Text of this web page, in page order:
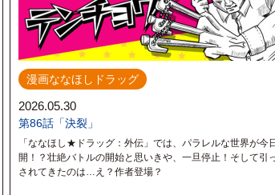
漫画ななほしドラッグ
2026.05.30
第86話「決裂」
「ななほし★ドラッグ：外伝」では、パラレルな世界が今
開！？壮絶バトルの開始と思いきや、一旦停止！そして引
されてきたのは…え？作者登場？